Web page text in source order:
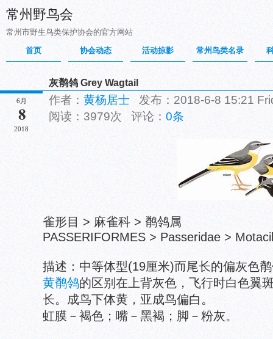
常州野鸟会
常州市野生鸟类保护协会的官方网站
首页
协会动态 活动掠影 常州鸟类名录
6月
8
2018
灰鹡鸰 Grey Wagtail
作者： 黄杨居士 发布：2018-6-8 15:21
阅读：3979次 评论： 0条
雀形目 > 麻雀科 > 鹡鸰属
PASSERIFORMES > Passeridae >
描述：中等体型(19厘米)而尾长的偏灰色
黄鹡鸰的区别在上背灰色，飞行时白色翼
长。成鸟下体黄，亚成鸟偏白。
虹膜－褐色；嘴－黑褐；脚－粉灰。